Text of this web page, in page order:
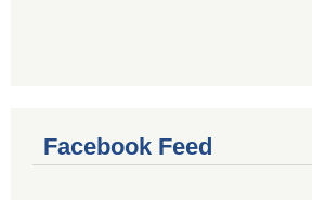
Facebook Feed